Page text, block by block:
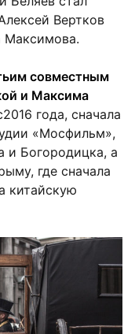
Вертков
Максимова.
совместным
и Максима
года, сначала
«Мосфильм»,
и Богородицка, а
где сначала
китайскую